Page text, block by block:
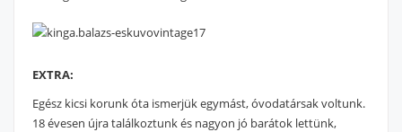
EXTRA:
Egész kicsi korunk óta ismerjük egymást, óvodatársak voltunk.
18 évesen újra találkoztunk és nagyon jó barátok lettünk,